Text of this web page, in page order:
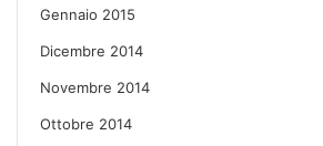
Gennaio 2015
Dicembre 2014
Novembre 2014
Ottobre 2014